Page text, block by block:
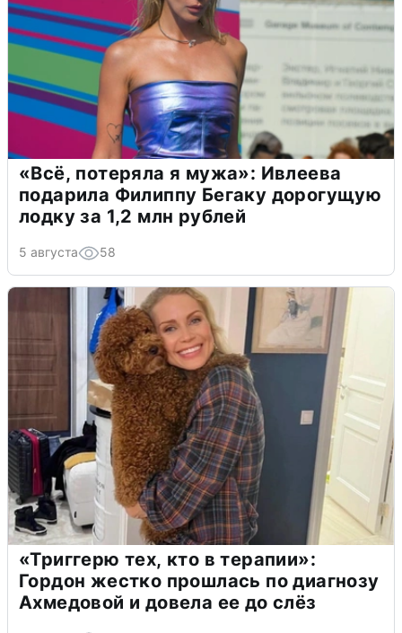
«Всё, потеряла я мужа»: Ивлеева
подарила Филиппу Бегаку дорогущую
лодку за 1,2 млн рублей
5 августа 58
«Триггерю тех, кто в терапии»:
Гордон жестко прошлась по диагнозу
Ахмедовой и довела ее до слёз